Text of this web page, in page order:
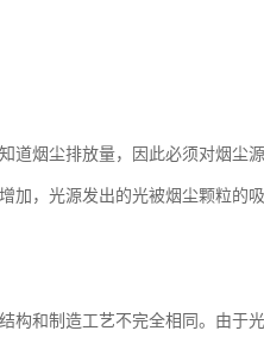
道烟尘排放量，因此必须对烟尘
加，光源发出的光被烟尘颗粒的
构和制造工艺不完全相同。由于